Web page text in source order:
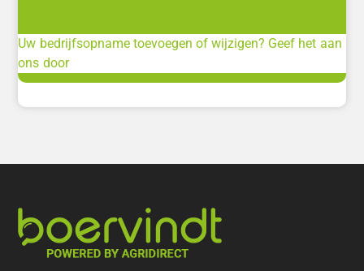
Uw bedrijfsopname toevoegen of wijzigen? Geef het aan
ons door